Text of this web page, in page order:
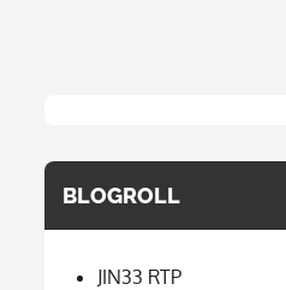
BLOGROLL
JIN33 RTP